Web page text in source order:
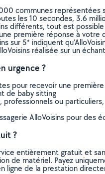
communes représentées
les 10 secondes, 3.6
différents, tout est
première réponse à votre
sur 5* indiquent
réalisée sur un
urgence ?
pour recevoir une
de baby sitting
professionnels ou
AlloVoisins pour des
?
entièrement gratuit et
de matériel. Payez
ligne de la prestation